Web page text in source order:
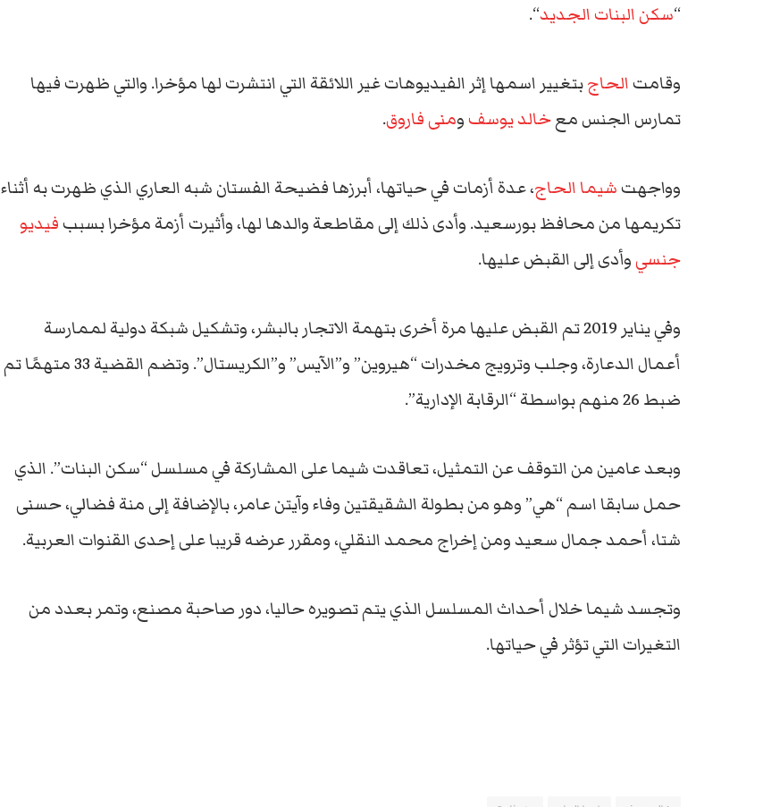
“سكن البنات الجديد“.
وقامتالحاجبتغيير اسمها إثر الفيديوهات غير اللائقة التي انتشرت لها مؤخرا. والتي ظهرت فيها
تمارس الجنس معخالد يوسفومنى فاروق.
وواجهتشيما الحاج، عدة أزمات في حياتها، أبرزها فضيحة الفستان شبه العاري الذي ظهرت به أثناء
تكريمها من محافظ بورسعيد. وأدى ذلك إلى مقاطعة والدها لها، وأثيرت أزمة مؤخرا بسببفيديو
جنسيوأدى إلى القبض عليها.
وفي يناير 2019 تم القبض عليها مرة أخرى بتهمة الاتجار بالبشر، وتشكيل شبكة دولية لممارسة
أعمال الدعارة، وجلب وترويج مخدرات “هيروين” و”الآيس” و”الكريستال”. وتضم القضية 33 متهمًا تم
ضبط 26 منهم بواسطة “الرقابة الإدارية”.
وبعد عامين من التوقف عن التمثيل، تعاقدت شيما على المشاركة في مسلسل “سكن البنات”. الذي
حمل سابقا اسم “هي” وهو من بطولة الشقيقتين وفاء وآيتن عامر، بالإضافة إلى منة فضالي، حسنى
شتا، أحمد جمال سعيد ومن إخراج محمد النقلي، ومقرر عرضه قريبا على إحدى القنوات العربية.
وتجسد شيما خلال أحداث المسلسل الذي يتم تصويره حاليا، دور صاحبة مصنع، وتمر بعدد من
التغيرات التي تؤثر في حياتها.